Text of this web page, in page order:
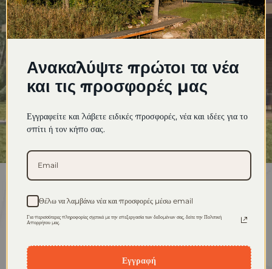
Υποβολή αιτήματος
Ανακαλύψτε πρώτοι τα νέα
και τις προσφορές μας
Εγγραφείτε και λάβετε ειδικές προσφορές, νέα και ιδέες για το
σπίτι ή τον κήπο σας.
Θέλω να λαμβάνω νέα και προσφορές μέσω email
Για περισσότερες πληροφορίες σχετικά με την επεξεργασία των δεδομένων σας, δείτε την Πολιτική
Απορρήτου μας.
Εγγραφή